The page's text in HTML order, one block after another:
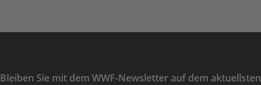
Bleiben Sie mit dem WWF-Newsletter auf dem aktuellsten